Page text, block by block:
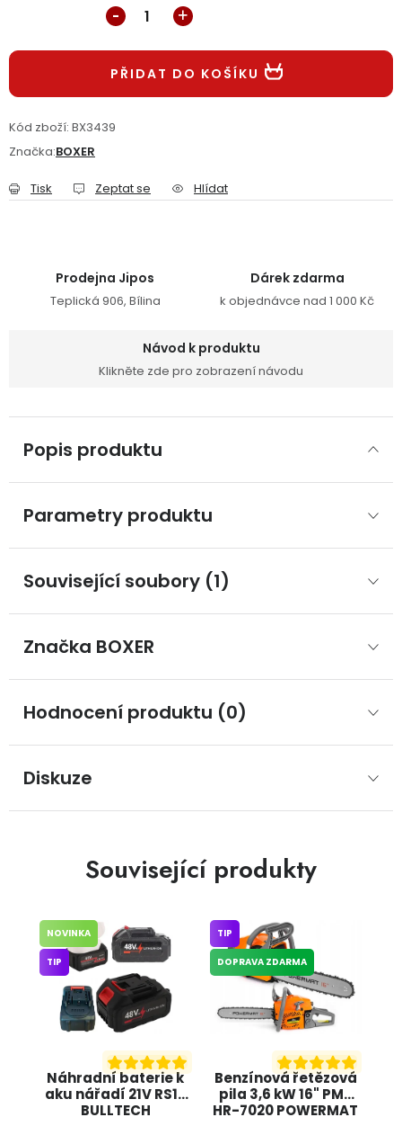
PODPORA
Reklamační formulář Odstoupení ve lhůtě 14 dní
Podmínky ochrany osobních údajů
PŘIDAT DO KOŠÍKU
Kód zboží: BX3439
Značka:BOXER
Tisk Zeptat se Hlídat
Prodejna Jipos
Teplická 906, Bílina
Dárek zdarma
k objednávce nad 1 000 Kč
Návod k produktu
Klikněte zde pro zobrazení návodu
Popis produktu
Parametry produktu
Související soubory (1)
Značka BOXER
Hodnocení produktu (0)
Diskuze
Související produkty
Náhradní baterie k
aku nářadí 21V RS10
BULLTECH
NOVINKA
TIP
Benzínová řetězová
pila 3,6 kW 16" PM-
HR-7020 POWERMAT
TIP
DOPRAVA ZDARMA